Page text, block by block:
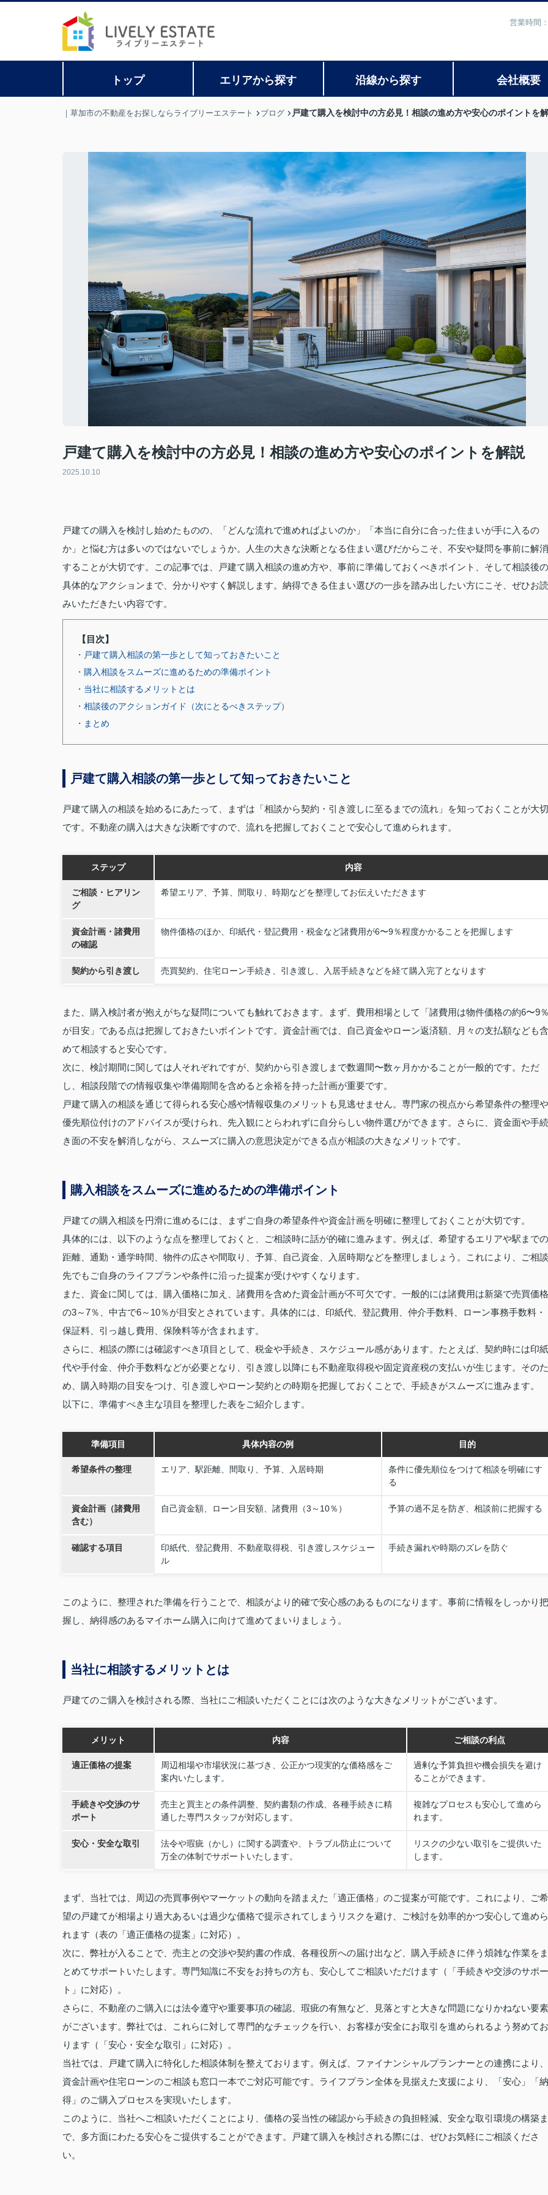
営業時間
トップ エリアから探す 沿線から探す 会社概要
｜草加市の不動産をお探しならライブリーエステート ブログ 戸建て購入を検討中の方必見！相談の進め方や安心のポイントを
戸建て購入を検討中の方必見！相談の進め方や安心のポイントを解説
2025.10.10
戸建ての購入を検討し始めたものの、「どんな流れで進めればよいのか」「本当に自分に合った住まいが手に入るの
か」と悩む方は多いのではないでしょうか。人生の大きな決断となる住まい選びだからこそ、不安や疑問を事前に解消
することが大切です。この記事では、戸建て購入相談の進め方や、事前に準備しておくべきポイント、そして相談後の
具体的なアクションまで、分かりやすく解説します。納得できる住まい選びの一歩を踏み出したい方にこそ、ぜひお読
みいただきたい内容です。
【目次】
・戸建て購入相談の第一歩として知っておきたいこと
・購入相談をスムーズに進めるための準備ポイント
・当社に相談するメリットとは
・相談後のアクションガイド（次にとるべきステップ）
・まとめ
戸建て購入相談の第一歩として知っておきたいこと
戸建て購入の相談を始めるにあたって、まずは「相談から契約・引き渡しに至るまでの流れ」を知っておくことが大切
です。不動産の購入は大きな決断ですので、流れを把握しておくことで安心して進められます。
ステップ 内容
ご相談・ヒアリン
グ
希望エリア、予算、間取り、時期などを整理してお伝えいただきます
資金計画・諸費用
の確認
物件価格のほか、印紙代・登記費用・税金など諸費用が6〜9％程度かかることを把握します
契約から引き渡し 売買契約、住宅ローン手続き、引き渡し、入居手続きなどを経て購入完了となります
また、購入検討者が抱えがちな疑問についても触れておきます。まず、費用相場として「諸費用は物件価格の約6〜9
が目安」である点は把握しておきたいポイントです。資金計画では、自己資金やローン返済額、月々の支払額なども含
めて相談すると安心です。
次に、検討期間に関しては人それぞれですが、契約から引き渡しまで数週間〜数ヶ月かかることが一般的です。ただ
し、相談段階での情報収集や準備期間を含めると余裕を持った計画が重要です。
戸建て購入の相談を通じて得られる安心感や情報収集のメリットも見逃せません。専門家の視点から希望条件の整理や
優先順位付けのアドバイスが受けられ、先入観にとらわれずに自分らしい物件選びができます。さらに、資金面や手続
き面の不安を解消しながら、スムーズに購入の意思決定ができる点が相談の大きなメリットです。
購入相談をスムーズに進めるための準備ポイント
戸建ての購入相談を円滑に進めるには、まずご自身の希望条件や資金計画を明確に整理しておくことが大切です。
具体的には、以下のような点を整理しておくと、ご相談時に話が的確に進みます。例えば、希望するエリアや駅までの
距離、通勤・通学時間、物件の広さや間取り、予算、自己資金、入居時期などを整理しましょう。これにより、ご相談
先でもご自身のライフプランや条件に沿った提案が受けやすくなります。
また、資金に関しては、購入価格に加え、諸費用を含めた資金計画が不可欠です。一般的には諸費用は新築で売買価格
の3～7％、中古で6～10％が目安とされています。具体的には、印紙代、登記費用、仲介手数料、ローン事務手数料・
保証料、引っ越し費用、保険料等が含まれます。
さらに、相談の際には確認すべき項目として、税金や手続き、スケジュール感があります。たとえば、契約時には印紙
代や手付金、仲介手数料などが必要となり、引き渡し以降にも不動産取得税や固定資産税の支払いが生じます。そのた
め、購入時期の目安をつけ、引き渡しやローン契約との時期を把握しておくことで、手続きがスムーズに進みます。
以下に、準備すべき主な項目を整理した表をご紹介します。
準備項目 具体内容の例 目的
希望条件の整理 エリア、駅距離、間取り、予算、入居時期
条件に優先順位をつけて相談を明確にす
る
資金計画（諸費用
含む）
自己資金額、ローン目安額、諸費用（3～10％） 予算の過不足を防ぎ、相談前に把握する
確認する項目
印紙代、登記費用、不動産取得税、引き渡しスケジュー
ル
手続き漏れや時期のズレを防ぐ
このように、整理された準備を行うことで、相談がより的確で安心感のあるものになります。事前に情報をしっかり把
握し、納得感のあるマイホーム購入に向けて進めてまいりましょう。
当社に相談するメリットとは
戸建てのご購入を検討される際、当社にご相談いただくことには次のような大きなメリットがございます。
メリット 内容 ご相談の利点
適正価格の提案
周辺相場や市場状況に基づき、公正かつ現実的な価格感をご
案内いたします。
過剰な予算負担や機会損失を避け
ることができます。
手続きや交渉のサ
ポート
売主と買主との条件調整、契約書類の作成、各種手続きに精
通した専門スタッフが対応します。
複雑なプロセスも安心して進めら
れます。
安心・安全な取引
法令や瑕疵（かし）に関する調査や、トラブル防止について
万全の体制でサポートいたします。
リスクの少ない取引をご提供いた
します。
まず、当社では、周辺の売買事例やマーケットの動向を踏まえた「適正価格」のご提案が可能です。これにより、ご希
望の戸建てが相場より過大あるいは過少な価格で提示されてしまうリスクを避け、ご検討を効率的かつ安心して進めら
れます（表の「適正価格の提案」に対応）。
次に、弊社が入ることで、売主との交渉や契約書の作成、各種役所への届け出など、購入手続きに伴う煩雑な作業をま
とめてサポートいたします。専門知識に不安をお持ちの方も、安心してご相談いただけます（「手続きや交渉のサポー
ト」に対応）。
さらに、不動産のご購入には法令遵守や重要事項の確認、瑕疵の有無など、見落とすと大きな問題になりかねない要素
がございます。弊社では、これらに対して専門的なチェックを行い、お客様が安全にお取引を進められるよう努めてお
ります（「安心・安全な取引」に対応）。
当社では、戸建て購入に特化した相談体制を整えております。例えば、ファイナンシャルプランナーとの連携により、
資金計画や住宅ローンのご相談も窓口一本でご対応可能です。ライフプラン全体を見据えた支援により、「安心」「納
得」のご購入プロセスを実現いたします。
このように、当社へご相談いただくことにより、価格の妥当性の確認から手続きの負担軽減、安全な取引環境の構築ま
で、多方面にわたる安心をご提供することができます。戸建て購入を検討される際には、ぜひお気軽にご相談くださ
い。